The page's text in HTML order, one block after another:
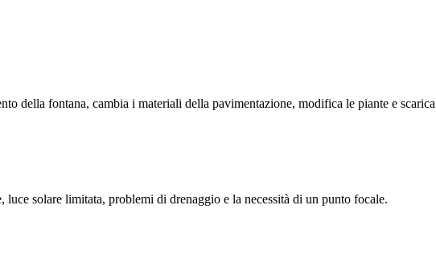
della fontana, cambia i materiali della pavimentazione, modifica le piante e
solare limitata, problemi di drenaggio e la necessità di un punto focale.